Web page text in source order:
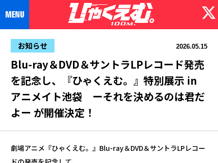
2026.05.15
お知らせ
Blu-ray＆DVD＆サントラLPレコード発売
を記念し、『ひゃくえむ。』特別展示 in
アニメイト池袋 ーそれを決めるのは君だ
よー が開催決定！
劇場アニメ『ひゃくえむ。』Blu-ray＆DVD＆サントラLPレコー